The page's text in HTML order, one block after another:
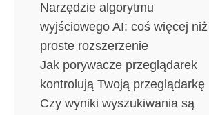
Narzędzie algorytmu
wyjściowego AI: coś więcej niż
proste rozszerzenie
Jak porywacze przeglądarek
kontrolują Twoją przeglądarkę
Czy wyniki wyszukiwania są